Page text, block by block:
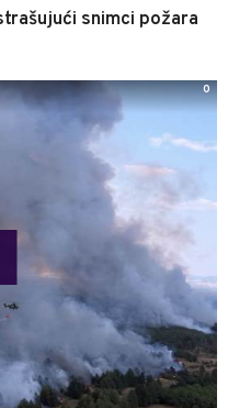
snimci požara
0